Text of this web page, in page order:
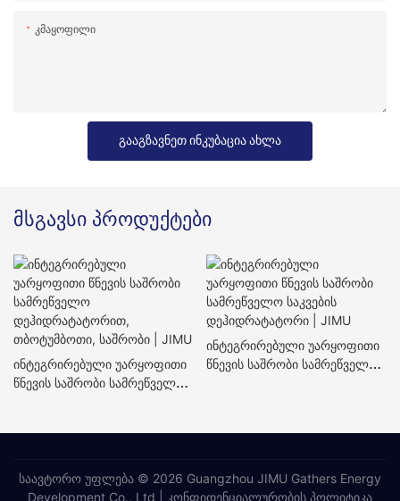
Კმაყოფილი
Გააგზავნეთ Ინკუბაცია Ახლა
მსგავსი პროდუქტები
Ინტეგრირებული Უარყოფითი
Წნევის Საშრობი Სამრეწველო
Ინტეგრირებული Უარყოფითი
Წნევის Საშრობი Სამრეწველო
საავტორო უფლება © 2026 Guangzhou JIMU Gathers Energy
Development Co., Ltd |
კონფიდენციალურობის პოლიტიკა